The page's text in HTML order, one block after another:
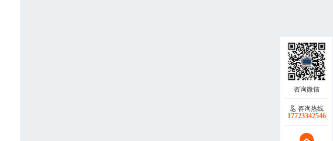
咨询热线
17723342546